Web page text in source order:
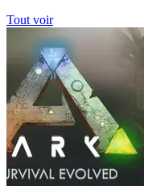
Tout voir